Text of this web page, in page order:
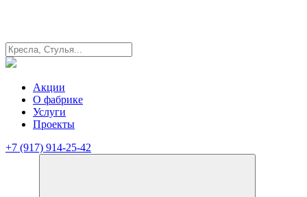
Акции
О фабрике
Услуги
Проекты
+7 (917) 914-25-42